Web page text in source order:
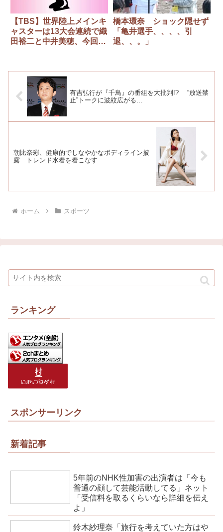
【TBS】世界陸上メインキ
ャスターは13大会連続で織
田裕二と中井美穂、今回が
橋本環奈 ショック隠せず
「亀井選手、、、、引
退、、。」
有吉弘行が『千鳥』の番組を大批判!? “放送禁
止”トークに波紋広がる…
朝比奈彩、健康的でしなやかなボディライン披
露 トレンド水着を着こなす
ホーム スポーツ
ランキング
スポンサーリンク
新着記事
5年前のNHK性加害の出演者は「今も
普通の顔して芸能活動してる」ネット
「受信料を取るくらいなら詳細を伝え
よ」
鈴木紗理奈「旅行を考えていた方はや